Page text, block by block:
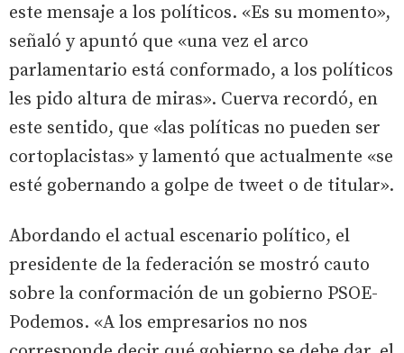
este mensaje a los políticos. «Es su momento»,
señaló y apuntó que «una vez el arco
parlamentario está conformado, a los políticos
les pido altura de miras». Cuerva recordó, en
este sentido, que «las políticas no pueden ser
cortoplacistas» y lamentó que actualmente «se
esté gobernando a golpe de tweet o de titular».
Abordando el actual escenario político, el
presidente de la federación se mostró cauto
sobre la conformación de un gobierno PSOE-
Podemos. «A los empresarios no nos